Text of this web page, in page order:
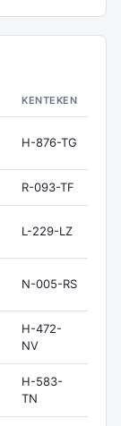
KENTEKEN
H-876-TG
R-093-TF
L-229-LZ
N-005-RS
H-472-
NV
H-583-
TN